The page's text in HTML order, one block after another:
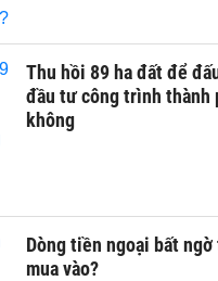
Thu hồi 89 ha đất để
đầu tư công trình thành
không
Dòng tiền ngoại bất
mua vào?